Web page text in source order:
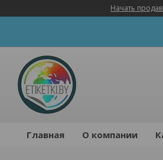
Начать
Главная О компании